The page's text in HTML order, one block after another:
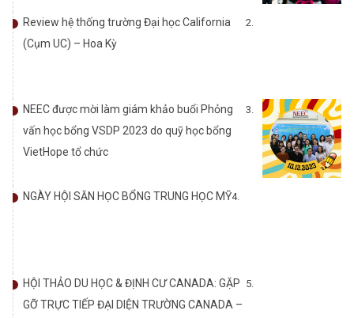
Review hệ thống trường Đại học California
(Cụm UC) – Hoa Kỳ
NEEC được mời làm giám khảo buổi Phỏng
vấn học bổng VSDP 2023 do quỹ học bổng
VietHope tổ chức
NGÀY HỘI SĂN HỌC BỔNG TRUNG HỌC MỸ
HỘI THẢO DU HỌC & ĐỊNH CƯ CANADA: GẶP
GỠ TRỰC TIẾP ĐẠI DIỆN TRƯỜNG CANADA –